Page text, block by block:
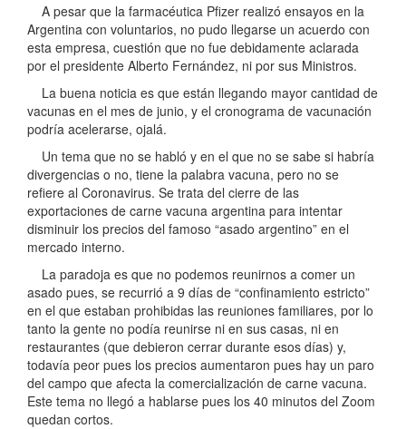
A pesar que la farmacéutica Pfizer realizó ensayos en la
Argentina con voluntarios, no pudo llegarse un acuerdo con
esta empresa, cuestión que no fue debidamente aclarada
por el presidente Alberto Fernández, ni por sus Ministros.
La buena noticia es que están llegando mayor cantidad de
vacunas en el mes de junio, y el cronograma de vacunación
podría acelerarse, ojalá.
Un tema que no se habló y en el que no se sabe si habría
divergencias o no, tiene la palabra vacuna, pero no se
refiere al Coronavirus. Se trata del cierre de las
exportaciones de carne vacuna argentina para intentar
disminuir los precios del famoso “asado argentino” en el
mercado interno.
La paradoja es que no podemos reunirnos a comer un
asado pues, se recurrió a 9 días de “confinamiento estricto”
en el que estaban prohibidas las reuniones familiares, por lo
tanto la gente no podía reunirse ni en sus casas, ni en
restaurantes (que debieron cerrar durante esos días) y,
todavía peor pues los precios aumentaron pues hay un paro
del campo que afecta la comercialización de carne vacuna.
Este tema no llegó a hablarse pues los 40 minutos del Zoom
quedan cortos.